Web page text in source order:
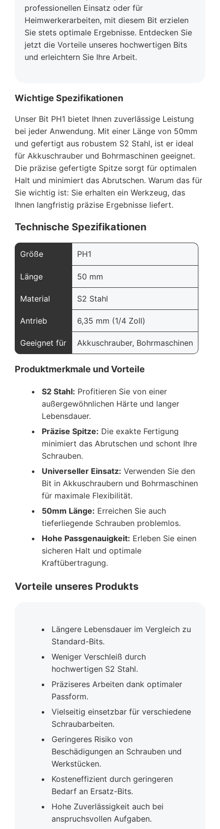
professionellen Einsatz oder für
Heimwerkerarbeiten, mit diesem Bit erzielen
Sie stets optimale Ergebnisse. Entdecken Sie
jetzt die Vorteile unseres hochwertigen Bits
und erleichtern Sie Ihre Arbeit.
Wichtige Spezifikationen
Unser Bit PH1 bietet Ihnen zuverlässige Leistung
bei jeder Anwendung. Mit einer Länge von 50mm
und gefertigt aus robustem S2 Stahl, ist er ideal
für Akkuschrauber und Bohrmaschinen geeignet.
Die präzise gefertigte Spitze sorgt für optimalen
Halt und minimiert das Abrutschen. Warum das für
Sie wichtig ist: Sie erhalten ein Werkzeug, das
Ihnen langfristig präzise Ergebnisse liefert.
Technische Spezifikationen
Größe PH1
Länge 50 mm
Material S2 Stahl
Antrieb 6,35 mm (1/4 Zoll)
Geeignet für Akkuschrauber, Bohrmaschinen
Produktmerkmale und Vorteile
S2 Stahl: Profitieren Sie von einer
außergewöhnlichen Härte und langer
Lebensdauer.
Präzise Spitze: Die exakte Fertigung
minimiert das Abrutschen und schont Ihre
Schrauben.
Universeller Einsatz: Verwenden Sie den
Bit in Akkuschraubern und Bohrmaschinen
für maximale Flexibilität.
50mm Länge: Erreichen Sie auch
tieferliegende Schrauben problemlos.
Hohe Passgenauigkeit: Erleben Sie einen
sicheren Halt und optimale
Kraftübertragung.
Vorteile unseres Produkts
Längere Lebensdauer im Vergleich zu
Standard-Bits.
Weniger Verschleiß durch
hochwertigen S2 Stahl.
Präziseres Arbeiten dank optimaler
Passform.
Vielseitig einsetzbar für verschiedene
Schraubarbeiten.
Geringeres Risiko von
Beschädigungen an Schrauben und
Werkstücken.
Kosteneffizient durch geringeren
Bedarf an Ersatz-Bits.
Hohe Zuverlässigkeit auch bei
anspruchsvollen Aufgaben.